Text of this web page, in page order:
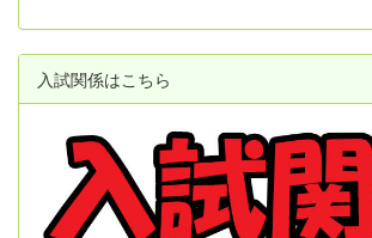
入試関係はこちら